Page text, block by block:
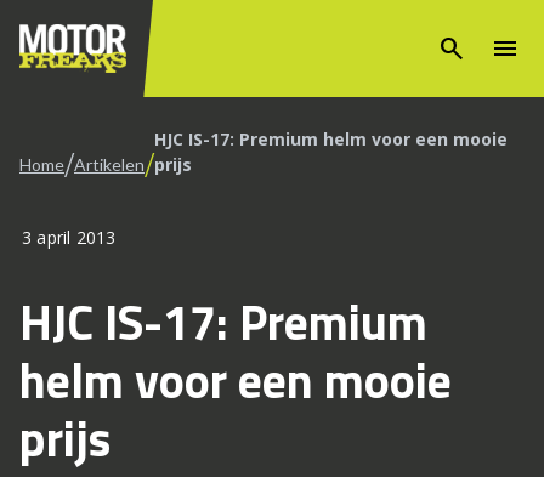
search menu
Home/Artikelen/HJC IS-17: Premium helm voor een mooie
prijs
3 april 2013
HJC IS-17: Premium
helm voor een mooie
prijs